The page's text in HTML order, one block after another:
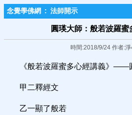
念覺學佛網 : 法師開示
圓瑛大師：般若波羅蜜
時間:2018/9/24 作者:
《般若波羅蜜多心經講義》——
甲二釋經文
乙一顯了般若